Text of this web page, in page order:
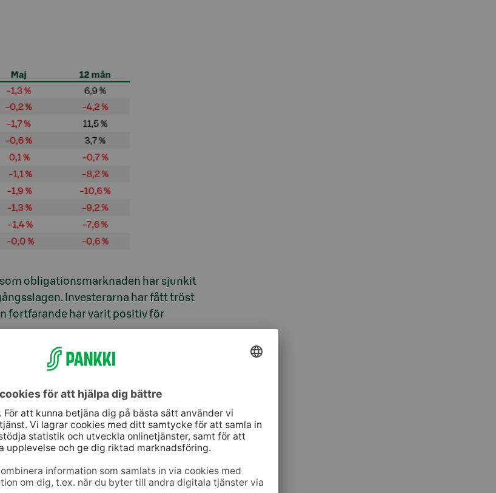
obligationsmarknaden har sjunkit
Investerarna har fått tröst
fortfarande har varit positiv för
aktier
marknaden har det även nu
Även i maj gick aktiemarknaden
aktierna. Volatiliteten kan också
något efter marknadsnedgången i
sentiment förutspådde ett tillfälligt